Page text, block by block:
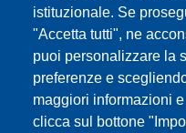
istituzionale. Se
"Accetta tutti", ne
puoi personalizzare la
preferenze e
maggiori informazioni
clicca sul bottone
Partita IVA: 00427620364
Dipartimento di Studi
Sede: Largo Sant'Eufemia